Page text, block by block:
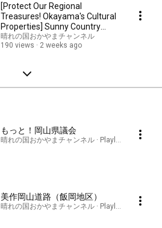
[Protect Our Regional
Treasures! Okayama's Cultural
Properties] Sunny Country
Lively TV (7/26/2026)
晴れの国おかやまチャンネル
190 views
2 weeks ago
もっと！岡山県議会
晴れの国おかやまチャンネル · Playlist
美作岡山道路（飯岡地区）
晴れの国おかやまチャンネル · Playlist